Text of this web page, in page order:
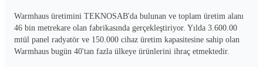
Warmhaus üretimini TEKNOSAB'da bulunan ve toplam üretim alanı
46 bin metrekare olan fabrikasında gerçekleştiriyor. Yılda 3.600.00
mtül panel radyatör ve 150.000 cihaz üretim kapasitesine sahip olan
Warmhaus bugün 40'tan fazla ülkeye ürünlerini ihraç etmektedir.